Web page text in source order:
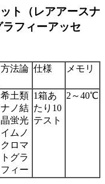
ト（レアアースナ
フィーアッセ
方法論 仕様 メモリ
希土類
ナノ結
晶蛍光
イムノ
クロマ
トグラ
フィー
1箱あ
たり10
テスト
2～40℃